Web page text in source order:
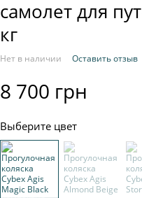
самолет для
кг
Нет в наличии Оставить отзыв
8 700 грн
Выберите цвет